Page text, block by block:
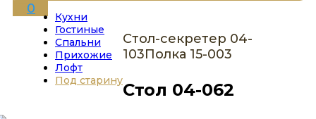
0
Кухни
Гостиные
Спальни
Прихожие
Лофт
Под старину
Стол-секретер 04-
103Полка 15-003
Стол 04-062